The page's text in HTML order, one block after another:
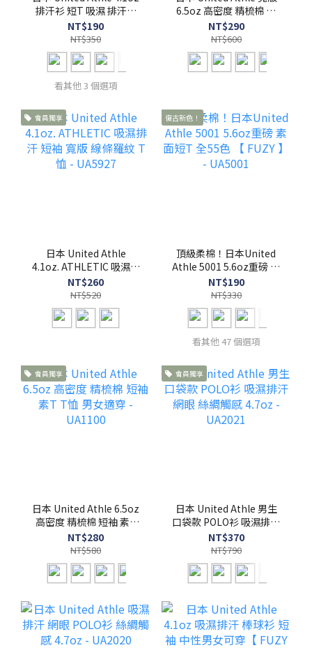
排汗衫 短T 吸濕 排汗衣
有大尺碼【 FUZY 】-
UA5900
NT$190
NT$350
看其他 3 個選項
6.5oz 高密度 精梳棉 短
袖 素T T恤 男女適穿 -
UA1108
NT$290
NT$600
會員獨享
日本 United Athle
4.1oz. ATHLETIC 吸濕排
汗 短袖 寬版 線條羅紋 T
恤 - UA5927
NT$260
NT$520
復古新色！
頂級柔棉！日本United
Athle 5001 5.6oz重磅 素
面短T 全55色 【 FUZY 】
- UA5001
NT$190
NT$330
看其他 47 個選項
會員獨享
日本 United Athle 6.5oz
高密度 精梳棉 短袖 素T
T恤 男女適穿 - UA1100
NT$280
NT$580
會員獨享
日本 United Athle 男生
口袋款 POLO衫 吸濕排汗
網眼 絲綢觸感 4.7oz -
UA2021
NT$370
NT$790